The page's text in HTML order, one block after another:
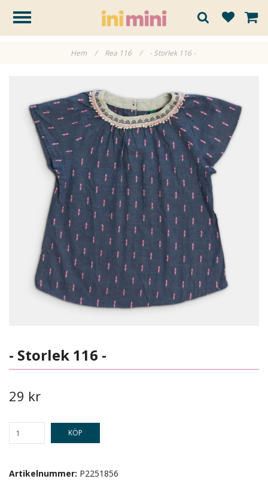
Hem / Rea 116 / - Storlek 116 -
- Storlek 116 -
29 kr
KÖP
Artikelnummer: P2251856